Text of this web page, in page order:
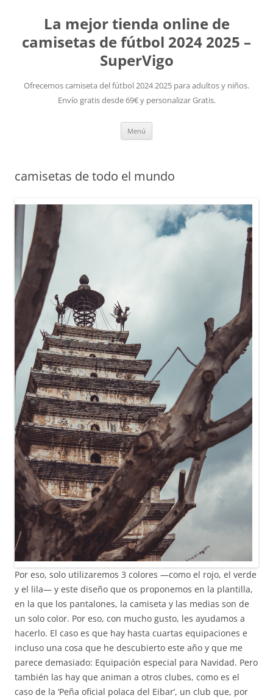
La mejor tienda online de
camisetas de fútbol 2024 2025 –
SuperVigo
Ofrecemos camiseta del fútbol 2024 2025 para adultos y niños.
Envío gratis desde 69€ y personalizar Gratis.
Menú
camisetas de todo el mundo
Por eso, solo utilizaremos 3 colores —como el rojo, el verde
y el lila— y este diseño que os proponemos en la plantilla,
en la que los pantalones, la camiseta y las medias son de
un solo color. Por eso, con mucho gusto, les ayudamos a
hacerlo. El caso es que hay hasta cuartas equipaciones e
incluso una cosa que he descubierto este año y que me
parece demasiado: Equipación especial para Navidad. Pero
también las hay que animan a otros clubes, como es el
caso de la ‘Peña oficial polaca del Eibar’, un club que, por